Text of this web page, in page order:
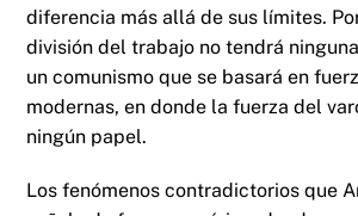
diferencia más allá de sus límites.
división del trabajo no tendrá
un comunismo que se basará en
modernas, en donde la fuerza del
ningún papel.
Los fenómenos contradictorios que